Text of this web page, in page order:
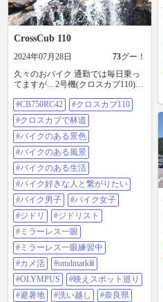
CrossCub 110
2024年07月28日 73グー！
久々のおバイク 通勤では毎日乗っ
てますが... 2号機(クロスカブ110)で
では 行けない? 行かない? 行かなか
った? 未舗装路のある林道へ 通勤の
ために増車した2号機 出動機会が確
実に増える予感 📷:OM-D E-10 Mark
Ⅲ #cb750rc42 #クロスカブ110 #クロ
スカブで林道 #バイクのある景色 #
バイクのある風景 #バイクのある生
活 #バイク好きな人と繋がりたい #
バイク男子 #バイク女子 #ジドリ #
ジドリスト #ミラーレス一眼 #ミラ
ーレス一眼練習中 #カメ活
#omdmarkiii #olympus #映えスポット
巡り #避暑地 #洗い越し #奈良県
#CB750RC42
#クロスカブ110
#クロスカブで林道
#バイクのある景色
#バイクのある風景
#バイクのある生活
#バイク好きな人と繋がりたい
#バイク男子
#バイク女子
#ジドリ
#ジドリスト
#ミラーレス一眼
#ミラーレス一眼練習中
#カメ活
#omdmarkⅲ
#OLYMPUS
#映えスポット巡り
#避暑地
#洗い越し #奈良県